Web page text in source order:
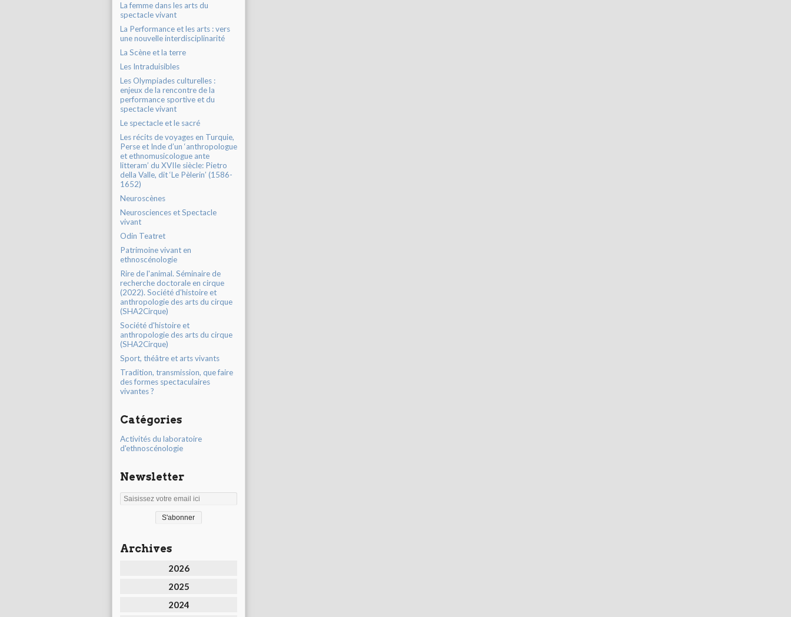
La femme dans les arts du
spectacle vivant
La Performance et les arts : vers
une nouvelle interdisciplinarité
La Scène et la terre
Les Intraduisibles
Les Olympiades culturelles :
enjeux de la rencontre de la
performance sportive et du
spectacle vivant
Le spectacle et le sacré
Les récits de voyages en Turquie,
Perse et Inde d’un ‘anthropologue
et ethnomusicologue ante
litteram’ du XVIIe siècle: Pietro
della Valle, dit ‘Le Pèlerin’ (1586-
1652)
Neuroscènes
Neurosciences et Spectacle
vivant
Odin Teatret
Patrimoine vivant en
ethnoscénologie
Rire de l'animal. Séminaire de
recherche doctorale en cirque
(2022). Société d'histoire et
anthropologie des arts du cirque
(SHA2Cirque)
Société d'histoire et
anthropologie des arts du cirque
(SHA2Cirque)
Sport, théâtre et arts vivants
Tradition, transmission, que faire
des formes spectaculaires
vivantes ?
Catégories
Activités du laboratoire
d'ethnoscénologie
Newsletter
Archives
2026
2025
2024